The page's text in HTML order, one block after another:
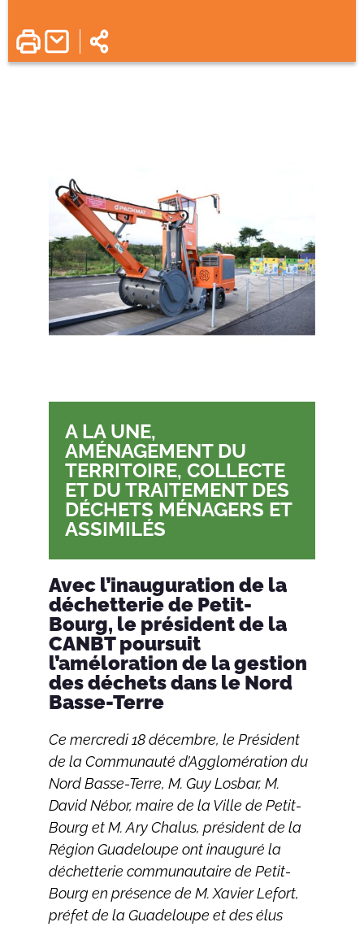
A LA UNE,
AMÉNAGEMENT DU
TERRITOIRE, COLLECTE
ET DU TRAITEMENT DES
DÉCHETS MÉNAGERS ET
ASSIMILÉS
Avec l’inauguration de la
déchetterie de Petit-
Bourg, le président de la
CANBT poursuit
l’améloration de la gestion
des déchets dans le Nord
Basse-Terre
Ce mercredi 18 décembre, le Président
de la Communauté d’Agglomération du
Nord Basse-Terre, M. Guy Losbar, M.
David Nébor, maire de la Ville de Petit-
Bourg et M. Ary Chalus, président de la
Région Guadeloupe ont inauguré la
déchetterie communautaire de Petit-
Bourg en présence de M. Xavier Lefort,
préfet de la Guadeloupe et des élus